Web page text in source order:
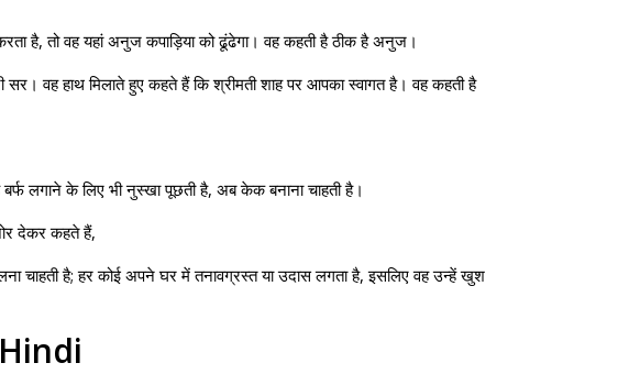
है, तो वह यहां अनुज कपाड़िया को ढूंढेगा। वह कहती है ठीक है अनुज।
वह हाथ मिलाते हुए कहते हैं कि श्रीमती शाह पर आपका स्वागत है। वह कहती है
लगाने के लिए भी नुस्खा पूछती है, अब केक बनाना चाहती है।
देकर कहते हैं,
चाहती है; हर कोई अपने घर में तनावग्रस्त या उदास लगता है, इसलिए वह उन्हें खुश